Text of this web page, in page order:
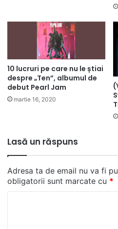
10 lucruri pe care nu le știai
despre „Ten”, albumul de
debut Pearl Jam
martie 16, 2020
Lasă un răspuns
Adresa ta de email nu va fi
obligatorii sunt marcate cu *